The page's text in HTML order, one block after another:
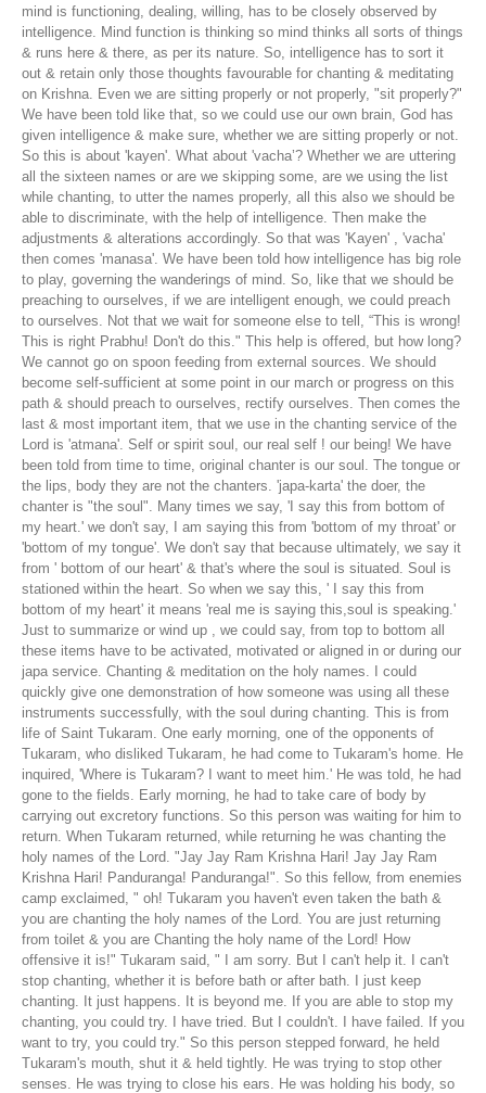
mind is functioning, dealing, willing, has to be closely observed by
intelligence. Mind function is thinking so mind thinks all sorts of things
& runs here & there, as per its nature. So, intelligence has to sort it
out & retain only those thoughts favourable for chanting & meditating
on Krishna. Even we are sitting properly or not properly, "sit properly?"
We have been told like that, so we could use our own brain, God has
given intelligence & make sure, whether we are sitting properly or not.
So this is about 'kayen'. What about 'vacha’? Whether we are uttering
all the sixteen names or are we skipping some, are we using the list
while chanting, to utter the names properly, all this also we should be
able to discriminate, with the help of intelligence. Then make the
adjustments & alterations accordingly. So that was 'Kayen' , 'vacha'
then comes 'manasa'. We have been told how intelligence has big role
to play, governing the wanderings of mind. So, like that we should be
preaching to ourselves, if we are intelligent enough, we could preach
to ourselves. Not that we wait for someone else to tell, “This is wrong!
This is right Prabhu! Don't do this." This help is offered, but how long?
We cannot go on spoon feeding from external sources. We should
become self-sufficient at some point in our march or progress on this
path & should preach to ourselves, rectify ourselves. Then comes the
last & most important item, that we use in the chanting service of the
Lord is 'atmana'. Self or spirit soul, our real self ! our being! We have
been told from time to time, original chanter is our soul. The tongue or
the lips, body they are not the chanters. 'japa-karta' the doer, the
chanter is "the soul". Many times we say, 'I say this from bottom of
my heart.' we don't say, I am saying this from 'bottom of my throat' or
'bottom of my tongue'. We don't say that because ultimately, we say it
from ' bottom of our heart' & that's where the soul is situated. Soul is
stationed within the heart. So when we say this, ' I say this from
bottom of my heart' it means 'real me is saying this,soul is speaking.'
Just to summarize or wind up , we could say, from top to bottom all
these items have to be activated, motivated or aligned in or during our
japa service. Chanting & meditation on the holy names. I could
quickly give one demonstration of how someone was using all these
instruments successfully, with the soul during chanting. This is from
life of Saint Tukaram. One early morning, one of the opponents of
Tukaram, who disliked Tukaram, he had come to Tukaram's home. He
inquired, 'Where is Tukaram? I want to meet him.' He was told, he had
gone to the fields. Early morning, he had to take care of body by
carrying out excretory functions. So this person was waiting for him to
return. When Tukaram returned, while returning he was chanting the
holy names of the Lord. "Jay Jay Ram Krishna Hari! Jay Jay Ram
Krishna Hari! Panduranga! Panduranga!". So this fellow, from enemies
camp exclaimed, " oh! Tukaram you haven't even taken the bath &
you are chanting the holy names of the Lord. You are just returning
from toilet & you are Chanting the holy name of the Lord! How
offensive it is!" Tukaram said, " I am sorry. But I can't help it. I can't
stop chanting, whether it is before bath or after bath. I just keep
chanting. It just happens. It is beyond me. If you are able to stop my
chanting, you could try. I have tried. But I couldn't. I have failed. If you
want to try, you could try." So this person stepped forward, he held
Tukaram's mouth, shut it & held tightly. He was trying to stop other
senses. He was trying to close his ears. He was holding his body, so